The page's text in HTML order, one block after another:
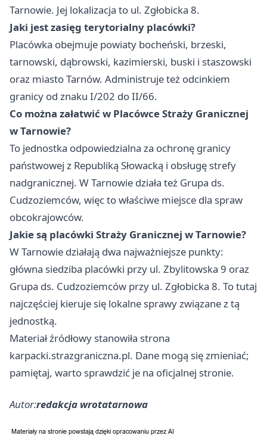
Tarnowie. Jej lokalizacja to ul. Zgłobicka 8.
Jaki jest zasięg terytorialny placówki?
Placówka obejmuje powiaty bocheński, brzeski,
tarnowski, dąbrowski, kazimierski, buski i staszowski
oraz miasto Tarnów. Administruje też odcinkiem
granicy od znaku I/202 do II/66.
Co można załatwić w Placówce Straży Granicznej
w Tarnowie?
To jednostka odpowiedzialna za ochronę granicy
państwowej z Republiką Słowacką i obsługę strefy
nadgranicznej. W Tarnowie działa też Grupa ds.
Cudzoziemców, więc to właściwe miejsce dla spraw
obcokrajowców.
Jakie są placówki Straży Granicznej w Tarnowie?
W Tarnowie działają dwa najważniejsze punkty:
główna siedziba placówki przy ul. Zbylitowska 9 oraz
Grupa ds. Cudzoziemców przy ul. Zgłobicka 8. To tutaj
najczęściej kieruje się lokalne sprawy związane z tą
jednostką.
Materiał źródłowy stanowiła strona
karpacki.strazgraniczna.pl. Dane mogą się zmieniać;
pamiętaj, warto sprawdzić je na oficjalnej stronie.
Autor:redakcja wrotatarnowa